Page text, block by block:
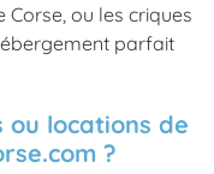
ou les criques
parfait
ou locations de
?